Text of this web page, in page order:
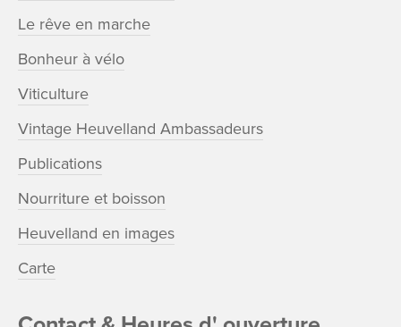
Le rêve en marche
Bonheur à vélo
Viticulture
Vintage Heuvelland Ambassadeurs
Publications
Nourriture et boisson
Heuvelland en images
Carte